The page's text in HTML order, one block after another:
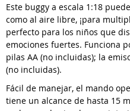
Este buggy a escala 1:18
como al aire libre, ¡para
perfecto para los niños que
emociones fuertes. Funciona
pilas AA (no incluidas); la
(no incluidas).
Fácil de manejar, el mando
tiene un alcance de hasta 15